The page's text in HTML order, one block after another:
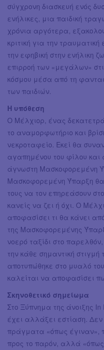
σύγχρονη διασκευή ενός
ενήλικες, μια παιδική
χρόνια αργότερα,
κριτική για την
την εφηβική στην ενήλικη
επιρροή των «μεγάλων»
κόσμου μέσα από τη
των παιδιών.
Η υπόθεση
Ο Μέλχιορ, ένας
το αναμορφωτήριο και
νεκροταφείο. Εκεί θα
αγαπημένου του φίλου και
άγνωστη Μασκοφορεμένη
Μασκοφορεμένη Ύπαρξη
τους να τον επηρεάσουν
κανείς να ζει ή όχι. Ο
αποφασίσει τι θα κάνει
της Μασκοφορεμένης
νοερό ταξίδι στο
την κάθε σημαντική στιγμή
αποτυπώθηκε στο μυαλό
καλείται να αποφασίσει
Σκηνοθετικό σημείωμα
Στο Ξύπνημα της άνοιξης
έχει αλλάξει εστίαση.
πράγματα «όπως έγιναν»,
προς το παρόν, αλλά